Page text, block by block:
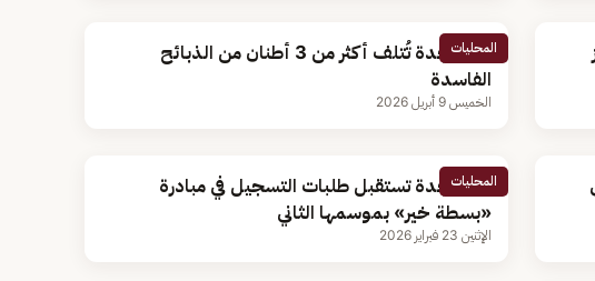
المحليات
أمانة جدة تُتلف أكثر من 3 أطنان من الذبائح
الفاسدة
الخميس 9 أبريل 2026
المحليات
أمانة جدة تستقبل طلبات التسجيل في مبادرة
«بسطة خير» بموسمها الثاني
الإثنين 23 فبراير 2026